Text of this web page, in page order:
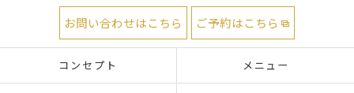
お問い合わせはこちら ご予約はこちら
コンセプト メニュー